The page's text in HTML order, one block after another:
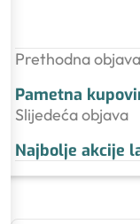
Prethodna objava
Pametna
Slijedeća objava
Najbolje akcije